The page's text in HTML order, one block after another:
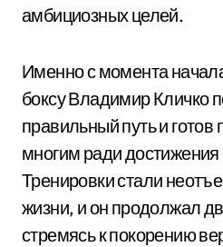
амбициозных целей.
Именно с момента
боксу Владимир Кличко
правильный путь и готов
многим ради
Тренировки стали
жизни, и он продолжал
стремясь к покорению